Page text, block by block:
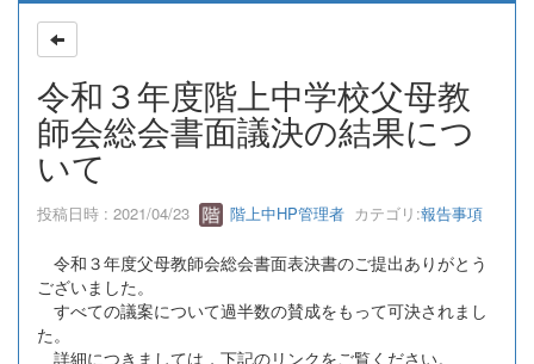
令和３年度階上中学校父母教
師会総会書面議決の結果につ
いて
投稿日時 : 2021/04/23 階上中HP管理者 カテゴリ:報告事項
令和３年度父母教師会総会書面表決書のご提出ありがとう
ございました。
すべての議案について過半数の賛成をもって可決されまし
た。
詳細につきましては，下記のリンクをご覧ください。